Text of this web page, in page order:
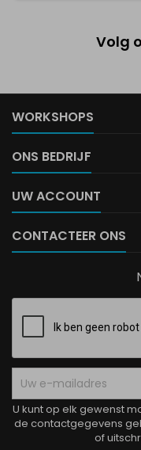
Volg
WORKSHOPS
ONS BEDRIJF
UW ACCOUNT
CONTACTEER ONS
U kunt op elk gewenst
de contactgegevens
of